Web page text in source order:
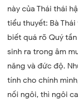
này của Thái thái
tiểu thuyết: Bà
biết quá rõ Quý
sinh ra trong âm
năng và đức độ.
tính cho chính
nối ngôi, thì ngôi